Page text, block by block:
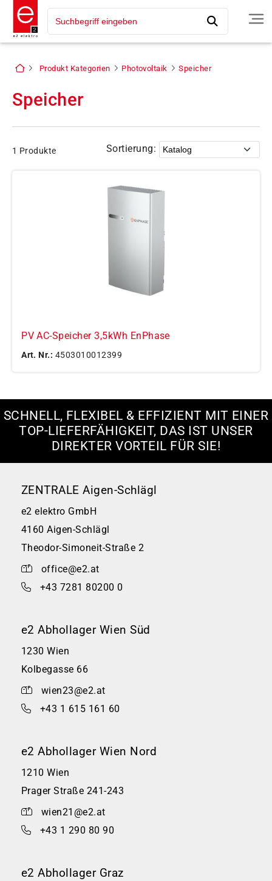
Produkt Kategorien Photovoltaik Speicher
Speicher
1 Produkte Sortierung:
PV AC-Speicher 3,5kWh EnPhase
Art. Nr.: 4503010012399
SCHNELL, FLEXIBEL & EFFIZIENT MIT EINER
TOP-LIEFERFÄHIGKEIT, DAS IST UNSER
DIREKTER VORTEIL FÜR SIE!
ZENTRALE Aigen-Schlägl
e2 elektro GmbH
4160 Aigen-Schlägl
Theodor-Simoneit-Straße 2
office@e2.at
+43 7281 80200 0
e2 Abhollager Wien Süd
1230 Wien
Kolbegasse 66
wien23@e2.at
+43 1 615 161 60
e2 Abhollager Wien Nord
1210 Wien
Prager Straße 241-243
wien21@e2.at
+43 1 290 80 90
e2 Abhollager Graz